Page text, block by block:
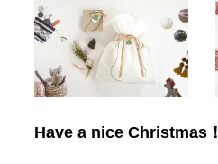
Have a nice Christmas！